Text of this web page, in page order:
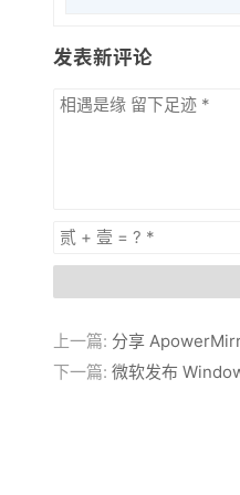
发表新评论
上一篇: 分享
下一篇: 微软发布